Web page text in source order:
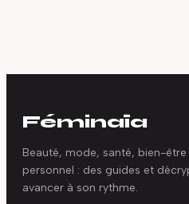
Féminaïa
Beauté, mode, santé, bien-
personnel : des guides et
avancer à son rythme.